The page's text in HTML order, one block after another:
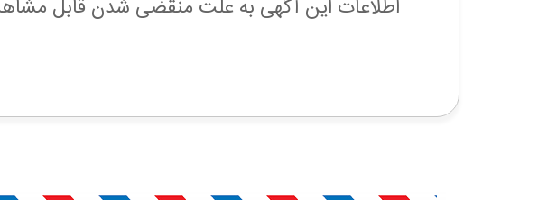
اطلاعات این آگهی به علت منقضی شدن قابل